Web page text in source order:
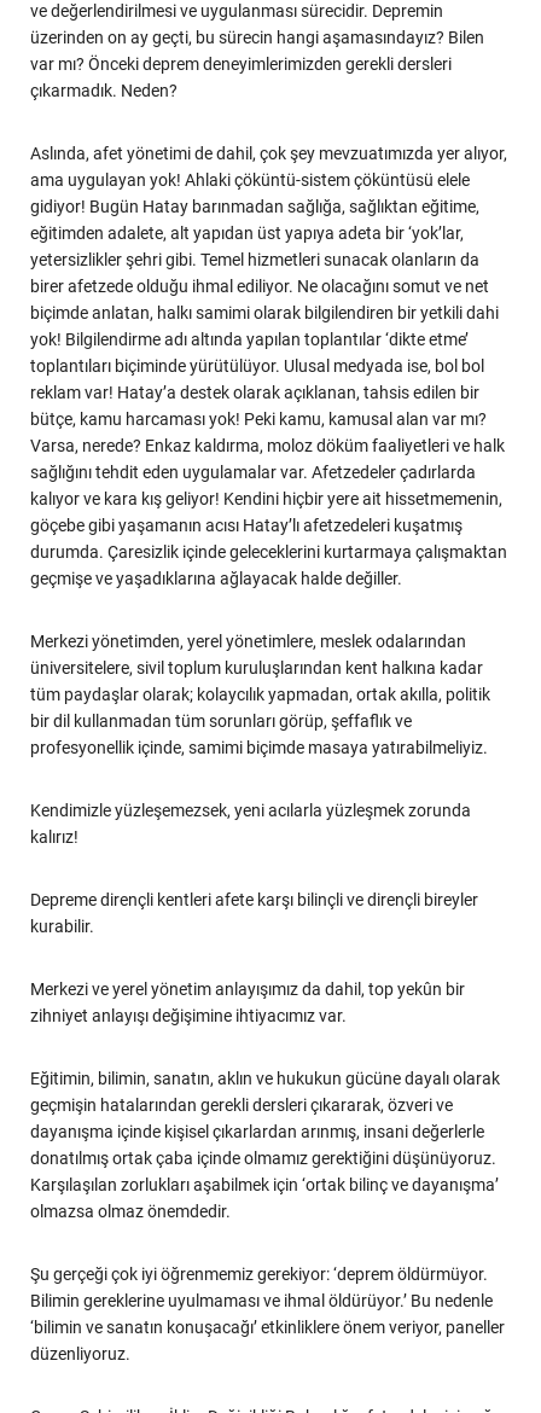
ve değerlendirilmesi ve uygulanması sürecidir. Depremin
üzerinden on ay geçti, bu sürecin hangi aşamasındayız? Bilen
var mı? Önceki deprem deneyimlerimizden gerekli dersleri
çıkarmadık. Neden?
Aslında, afet yönetimi de dahil, çok şey mevzuatımızda yer alıyor,
ama uygulayan yok! Ahlaki çöküntü-sistem çöküntüsü elele
gidiyor! Bugün Hatay barınmadan sağlığa, sağlıktan eğitime,
eğitimden adalete, alt yapıdan üst yapıya adeta bir ‘yok’lar,
yetersizlikler şehri gibi. Temel hizmetleri sunacak olanların da
birer afetzede olduğu ihmal ediliyor. Ne olacağını somut ve net
biçimde anlatan, halkı samimi olarak bilgilendiren bir yetkili dahi
yok! Bilgilendirme adı altında yapılan toplantılar ‘dikte etme’
toplantıları biçiminde yürütülüyor. Ulusal medyada ise, bol bol
reklam var! Hatay’a destek olarak açıklanan, tahsis edilen bir
bütçe, kamu harcaması yok! Peki kamu, kamusal alan var mı?
Varsa, nerede? Enkaz kaldırma, moloz döküm faaliyetleri ve halk
sağlığını tehdit eden uygulamalar var. Afetzedeler çadırlarda
kalıyor ve kara kış geliyor! Kendini hiçbir yere ait hissetmemenin,
göçebe gibi yaşamanın acısı Hatay’lı afetzedeleri kuşatmış
durumda. Çaresizlik içinde geleceklerini kurtarmaya çalışmaktan
geçmişe ve yaşadıklarına ağlayacak halde değiller.
Merkezi yönetimden, yerel yönetimlere, meslek odalarından
üniversitelere, sivil toplum kuruluşlarından kent halkına kadar
tüm paydaşlar olarak; kolaycılık yapmadan, ortak akılla, politik
bir dil kullanmadan tüm sorunları görüp, şeffaflık ve
profesyonellik içinde, samimi biçimde masaya yatırabilmeliyiz.
Kendimizle yüzleşemezsek, yeni acılarla yüzleşmek zorunda
kalırız!
Depreme dirençli kentleri afete karşı bilinçli ve dirençli bireyler
kurabilir.
Merkezi ve yerel yönetim anlayışımız da dahil, top yekûn bir
zihniyet anlayışı değişimine ihtiyacımız var.
Eğitimin, bilimin, sanatın, aklın ve hukukun gücüne dayalı olarak
geçmişin hatalarından gerekli dersleri çıkararak, özveri ve
dayanışma içinde kişisel çıkarlardan arınmış, insani değerlerle
donatılmış ortak çaba içinde olmamız gerektiğini düşünüyoruz.
Karşılaşılan zorlukları aşabilmek için ‘ortak bilinç ve dayanışma’
olmazsa olmaz önemdedir.
Şu gerçeği çok iyi öğrenmemiz gerekiyor: ‘deprem öldürmüyor.
Bilimin gereklerine uyulmaması ve ihmal öldürüyor.’ Bu nedenle
‘bilimin ve sanatın konuşacağı’ etkinliklere önem veriyor, paneller
düzenliyoruz.